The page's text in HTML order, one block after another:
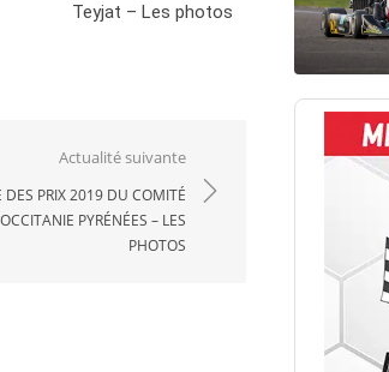
Teyjat – Les photos
Actualité suivante
DES PRIX 2019 DU COMITÉ
PYRÉNÉES – LES
PHOTOS